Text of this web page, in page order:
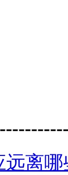
远离